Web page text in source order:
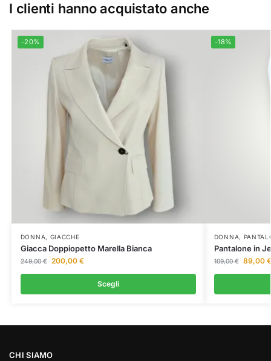
I clienti hanno acquistato anche
-20%
DONNA, GIACCHE
Giacca Doppiopetto Marella Bianca
249,00€ 200,00 €
Scegli
-18%
DONNA,
Pantalone in
109,00€ 89,00 €
CHI SIAMO